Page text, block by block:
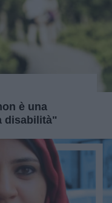
è una
disabilità"